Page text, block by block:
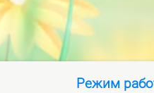
Режим